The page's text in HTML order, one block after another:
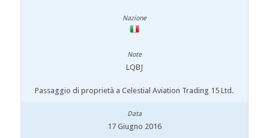
LQBJ
Passaggio di proprietà a Celestial Aviation Trading 15 Ltd.
17 Giugno 2016